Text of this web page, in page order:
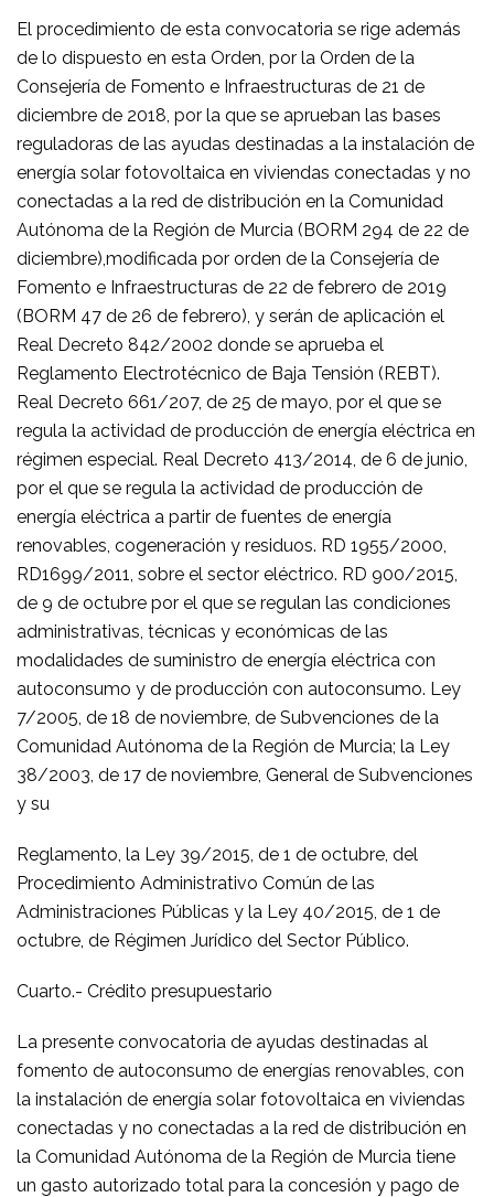
El procedimiento de esta convocatoria se rige además
de lo dispuesto en esta Orden, por la Orden de la
Consejería de Fomento e Infraestructuras de 21 de
diciembre de 2018, por la que se aprueban las bases
reguladoras de las ayudas destinadas a la instalación de
energía solar fotovoltaica en viviendas conectadas y no
conectadas a la red de distribución en la Comunidad
Autónoma de la Región de Murcia (BORM 294 de 22 de
diciembre),modificada por orden de la Consejería de
Fomento e Infraestructuras de 22 de febrero de 2019
(BORM 47 de 26 de febrero), y serán de aplicación el
Real Decreto 842/2002 donde se aprueba el
Reglamento Electrotécnico de Baja Tensión (REBT).
Real Decreto 661/207, de 25 de mayo, por el que se
regula la actividad de producción de energía eléctrica en
régimen especial. Real Decreto 413/2014, de 6 de junio,
por el que se regula la actividad de producción de
energía eléctrica a partir de fuentes de energía
renovables, cogeneración y residuos. RD 1955/2000,
RD1699/2011, sobre el sector eléctrico. RD 900/2015,
de 9 de octubre por el que se regulan las condiciones
administrativas, técnicas y económicas de las
modalidades de suministro de energía eléctrica con
autoconsumo y de producción con autoconsumo. Ley
7/2005, de 18 de noviembre, de Subvenciones de la
Comunidad Autónoma de la Región de Murcia; la Ley
38/2003, de 17 de noviembre, General de Subvenciones
y su
Reglamento, la Ley 39/2015, de 1 de octubre, del
Procedimiento Administrativo Común de las
Administraciones Públicas y la Ley 40/2015, de 1 de
octubre, de Régimen Jurídico del Sector Público.
Cuarto.- Crédito presupuestario
La presente convocatoria de ayudas destinadas al
fomento de autoconsumo de energías renovables, con
la instalación de energía solar fotovoltaica en viviendas
conectadas y no conectadas a la red de distribución en
la Comunidad Autónoma de la Región de Murcia tiene
un gasto autorizado total para la concesión y pago de